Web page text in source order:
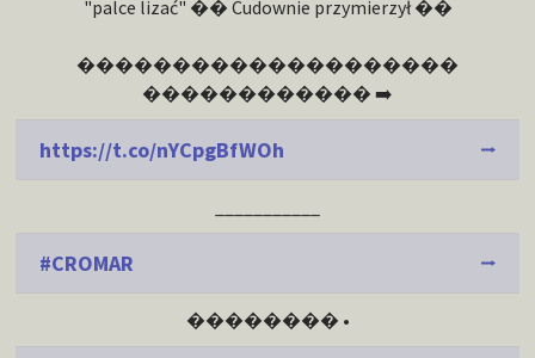
"palce lizać" �� Cudownie przymierzył ��
��������������������
������������ ➡️
https://t.co/nYCpgBfWOh
#CROMAR
�������� •